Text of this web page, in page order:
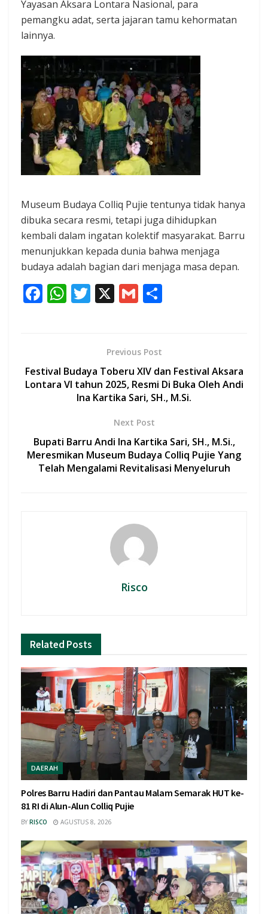
Yayasan Aksara Lontara Nasional, para
pemangku adat, serta jajaran tamu kehormatan
lainnya.
Museum Budaya Colliq Pujie tentunya tidak hanya
dibuka secara resmi, tetapi juga dihidupkan
kembali dalam ingatan kolektif masyarakat. Barru
menunjukkan kepada dunia bahwa menjaga
budaya adalah bagian dari menjaga masa depan.
F
o
o
W
A
p
p
T
er
X G
l
Previous Post
Festival Budaya Toberu XIV dan Festival Aksara
Lontara VI tahun 2025, Resmi Di Buka Oleh Andi
Ina Kartika Sari, SH., M.Si.
Next Post
Bupati Barru Andi Ina Kartika Sari, SH., M.Si.,
Meresmikan Museum Budaya Colliq Pujie Yang
Telah Mengalami Revitalisasi Menyeluruh
Risco
Related Posts
DAERAH
Polres Barru Hadiri dan Pantau Malam Semarak HUT ke-
81 RI di Alun-Alun Colliq Pujie
BY RISCO AGUSTUS 8, 2026